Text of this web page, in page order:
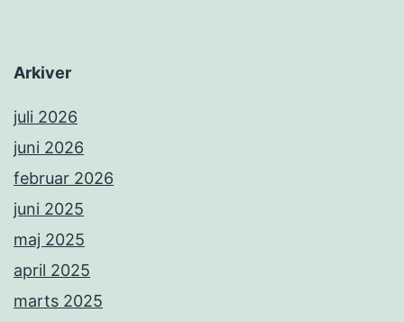
Arkiver
juli 2026
juni 2026
februar 2026
juni 2025
maj 2025
april 2025
marts 2025